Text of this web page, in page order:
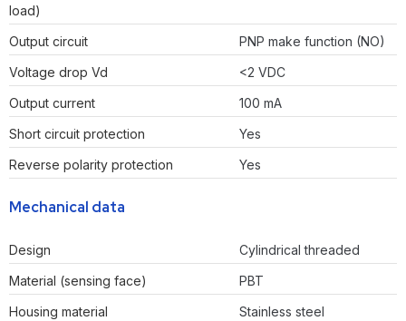
load)
Output circuit
PNP make function (NO)
Voltage drop Vd
<2 VDC
Output current
100 mA
Short circuit protection
Yes
Reverse polarity protection
Yes
Mechanical data
Design
Cylindrical threaded
Material (sensing face)
PBT
Housing material
Stainless steel